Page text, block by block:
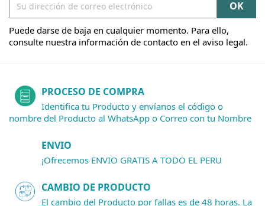
Puede darse de baja en cualquier momento. Para ello,
consulte nuestra información de contacto en el aviso legal.
PROCESO DE COMPRA
Identifica tu Producto y envíanos el código o
nombre del Producto al WhatsApp o Correo con tu Nombre
ENVIO
¡Ofrecemos ENVIO GRATIS A TODO EL PERU
CAMBIO DE PRODUCTO
El cambio del Producto por fallas es de 48 horas. La